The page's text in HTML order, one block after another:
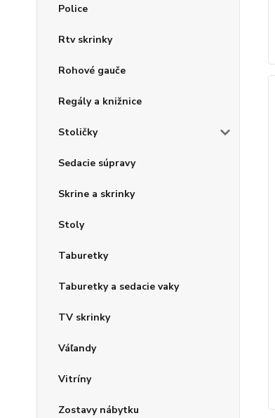
Police
Rtv skrinky
Rohové gauče
Regály a knižnice
Stoličky
Sedacie súpravy
Skrine a skrinky
Stoly
Taburetky
Taburetky a sedacie vaky
TV skrinky
Váľandy
Vitríny
Zostavy nábytku